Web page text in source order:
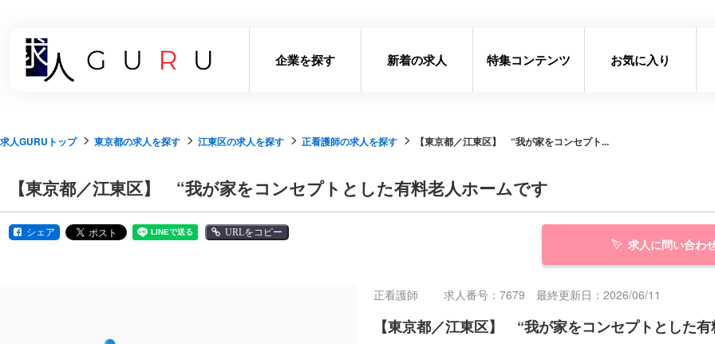
企業を探す 新着の求人 特集コンテンツ お気に入り
求人GURUトップ 東京都の求人を探す 江東区の求人を探す 正看護師の求人を探す 【東京都／江東区】 “我が家をコンセプト...
【東京都／江東区】 “我が家をコンセプトとした有料老人ホームです
シェア URLをコピー
求人に問い合わ
正看護師 求人番号：7679 最終更新日：2026/06/11
【東京都／江東区】 “我が家をコンセプトとした